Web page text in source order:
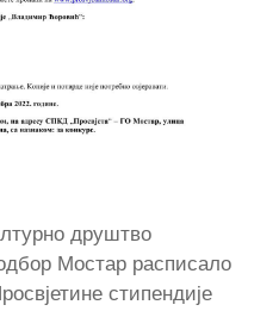
друштво
Мостар расписало
стипендије